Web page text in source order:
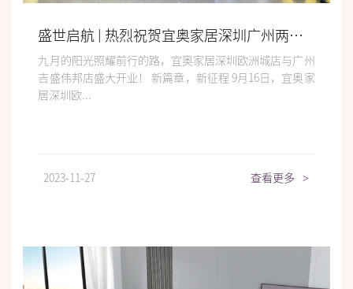
盛世启航 | 热烈祝贺宜奥家居深圳广州两店隆重开业
九月的阳光照耀前行的路，宜奥家居深圳欧洲城店与广州
吉盛伟邦店盛大开业！ 新篇章，新征程 9月16日，宜奥家
居深圳欧...
2023-11-27 查看更多 >